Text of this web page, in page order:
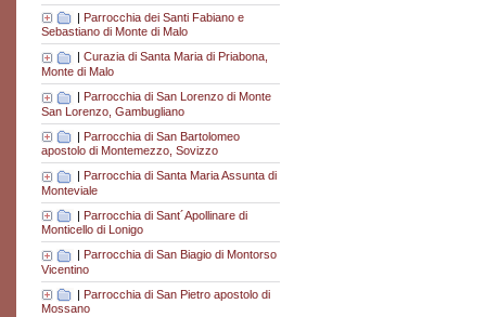
| Parrocchia dei Santi Fabiano e
Sebastiano di Monte di Malo
Curazia di Santa Maria di Priabona,
Monte di Malo
| Parrocchia di San Lorenzo di Monte
San Lorenzo, Gambugliano
| Parrocchia di San Bartolomeo
apostolo di Montemezzo, Sovizzo
| Parrocchia di Santa Maria Assunta di
Monteviale
| Parrocchia di Sant´Apollinare di
Monticello di Lonigo
| Parrocchia di San Biagio di Montorso
Vicentino
| Parrocchia di San Pietro apostolo di
Mossano